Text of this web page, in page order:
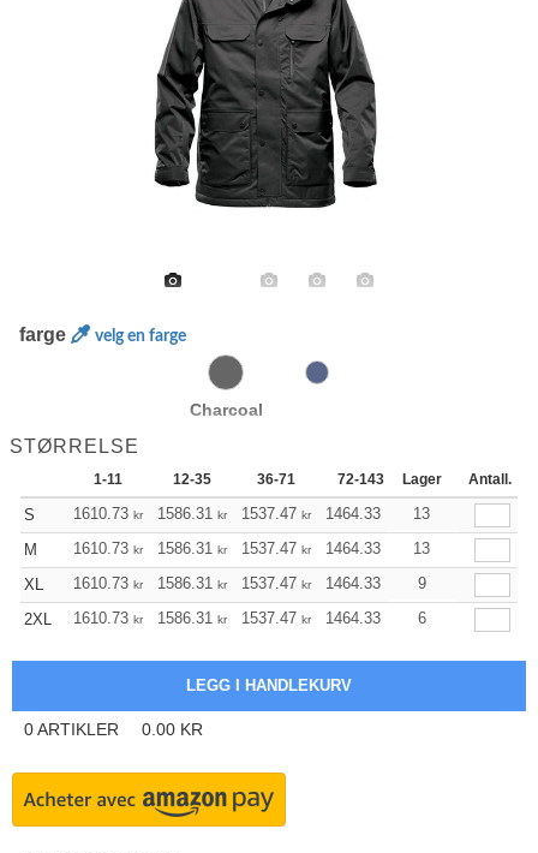
farge velg en farge
Charcoal
STØRRELSE
1-11 12-35 36-71 72-143 144-287 288
Lager Antall.
S 1610.73 kr 1586.31 kr 1537.47 kr 1464.33 1391.07
13
M
1610.73 kr 1586.31 kr 1537.47 kr 1464.33 1391.07
13
XL
1610.73 kr 1586.31 kr 1537.47 kr 1464.33 1391.07
9
2XL
1610.73 kr 1586.31 kr 1537.47 kr 1464.33 1391.07
6
0ARTIKLER 0.00 KR